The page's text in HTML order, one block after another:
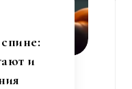
и